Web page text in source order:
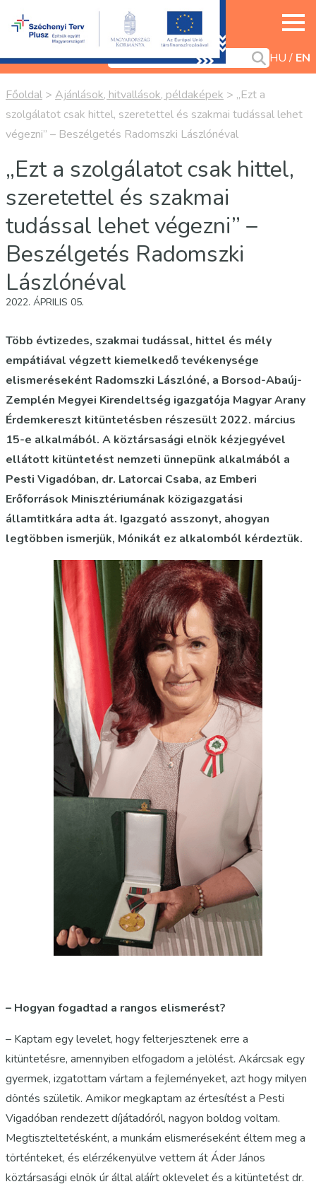
HU EN
Főoldal > Ajánlások, hitvallások, példaképek > „Ezt a
szolgálatot csak hittel, szeretettel és szakmai tudással lehet
végezni” – Beszélgetés Radomszki Lászlónéval
„Ezt a szolgálatot csak hittel,
szeretettel és szakmai
tudással lehet végezni” –
Beszélgetés Radomszki
Lászlónéval
2022. ÁPRILIS 05.
Több évtizedes, szakmai tudással, hittel és mély
empátiával végzett kiemelkedő tevékenysége
elismeréseként Radomszki Lászlóné, a Borsod-Abaúj-
Zemplén Megyei Kirendeltség igazgatója Magyar Arany
Érdemkereszt kitüntetésben részesült 2022. március
15-e alkalmából. A köztársasági elnök kézjegyével
ellátott kitüntetést nemzeti ünnepünk alkalmából a
Pesti Vigadóban, dr. Latorcai Csaba, az Emberi
Erőforrások Minisztériumának közigazgatási
államtitkára adta át. Igazgató asszonyt, ahogyan
legtöbben ismerjük, Mónikát ez alkalomból kérdeztük.
– Hogyan fogadtad a rangos elismerést?
– Kaptam egy levelet, hogy felterjesztenek erre a
kitüntetésre, amennyiben elfogadom a jelölést. Akárcsak egy
gyermek, izgatottam vártam a fejleményeket, azt hogy milyen
döntés születik. Amikor megkaptam az értesítést a Pesti
Vigadóban rendezett díjátadóról, nagyon boldog voltam.
Megtiszteltetésként, a munkám elismeréseként éltem meg a
történteket, és elérzékenyülve vettem át Áder János
köztársasági elnök úr által aláírt oklevelet és a kitüntetést dr.